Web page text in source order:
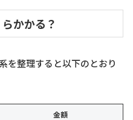
かかる？
を整理すると以下のとおり
金額